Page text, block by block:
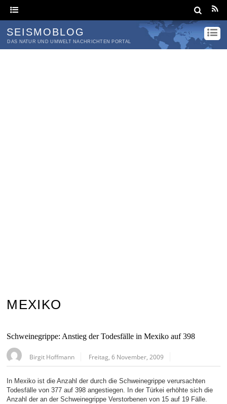
SEISMOBLOG
DAS NATUR UND UMWELT NACHRICHTEN PORTAL
MEXIKO
Schweinegrippe: Anstieg der Todesfälle in Mexiko auf 398
Birgit Hoffmann Freitag, 6 November, 2009
In Mexiko ist die Anzahl der durch die Schweinegrippe verursachten
Todesfälle von 377 auf 398 angestiegen. In der Türkei erhöhte sich die
Anzahl der an der Schweinegrippe Verstorbenen von 15 auf 19 Fälle.